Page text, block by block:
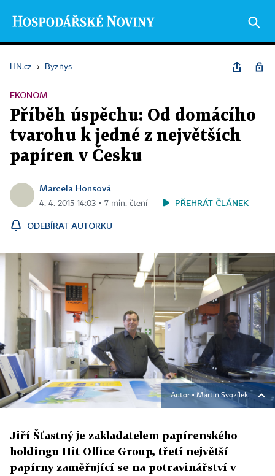
HN.cz › Byznys
EKONOM
Příběh úspěchu: Od domácího
tvarohu k jedné z největších
papíren v Česku
Marcela Honsová
4. 4. 2015 14:03 ▪ 7 min. čtení PŘEHRÁT ČLÁNEK
ODEBÍRAT AUTORKU
Autor ▪ Martin Svozílek
Jiří Šťastný je zakladatelem papírenského
holdingu Hit Office Group, třetí největší
papírny zaměřující se na potravinářství v